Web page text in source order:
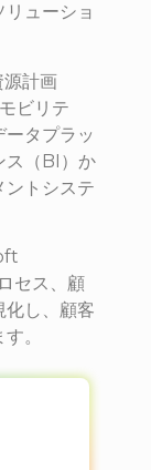
ューショ
計画
ビリテ
タプラッ
ス（BI）か
ントシステ
セス、顧
化し、顧客
。